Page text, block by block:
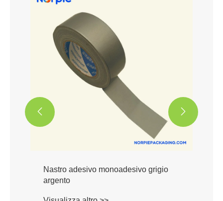
Nastro adesivo monoadesivo grigio
argento
 